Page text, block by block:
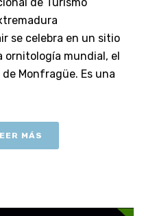
se celebra en un sitio
ornitología mundial, el
Monfragüe. Es una
MÁS